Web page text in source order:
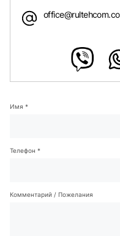
Имя *
Телефон *
Комментарий / Пожелания